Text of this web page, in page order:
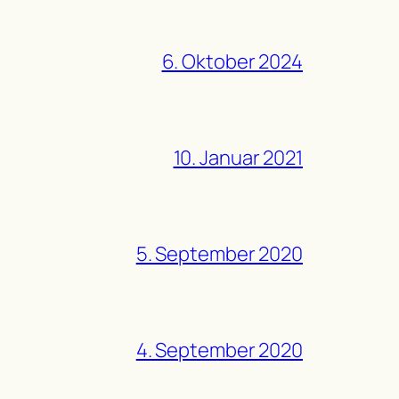
6. Oktober 2024
10. Januar 2021
5. September 2020
4. September 2020